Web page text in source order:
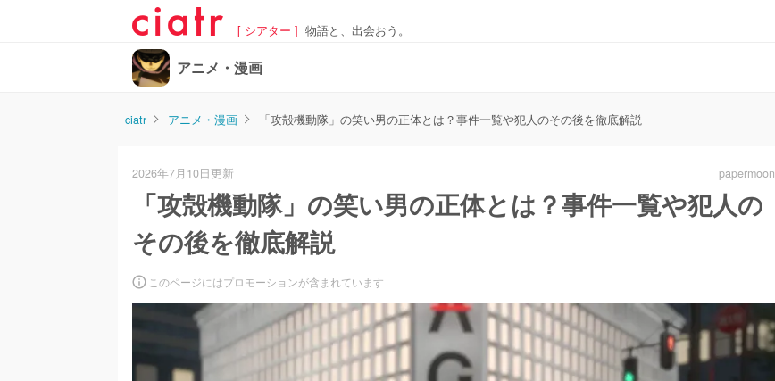
[ シアター ] 物語と、出会おう。
アニメ・漫画
ciatr アニメ・漫画 「攻殻機動隊」の笑い男の正体とは？事件一覧や犯人のその後を徹底解説
2026年7月10日更新 papermoon
「攻殻機動隊」の笑い男の正体とは？事件一覧や犯人の
その後を徹底解説
このページにはプロモーションが含まれています